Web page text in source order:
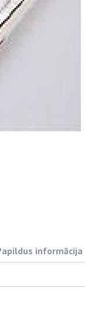
informācija